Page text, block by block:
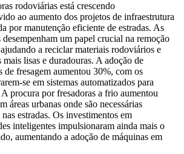
rodoviárias está crescendo
ao aumento dos projetos de infraestrutura
por manutenção eficiente de estradas. As
desempenham um papel crucial na remoção
a reciclar materiais rodoviários e
lisas e duradouras. A adoção de
de fresagem aumentou 30%, com os
se em sistemas automatizados para
procura por fresadoras a frio aumentou
áreas urbanas onde são necessárias
estradas. Os investimentos em
inteligentes impulsionaram ainda mais o
aumentando a adoção de máquinas em